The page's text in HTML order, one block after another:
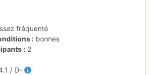
fréquenté
bonnes
2
/ D-